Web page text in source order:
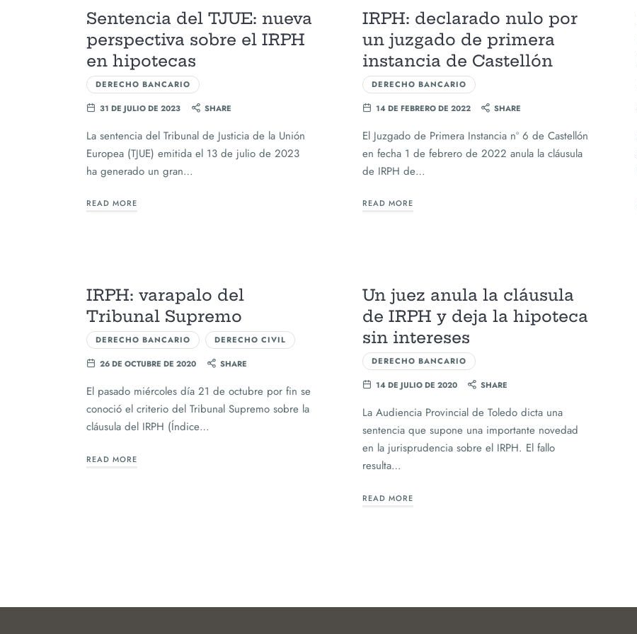
Sentencia del TJUE: nueva
perspectiva sobre el IRPH
en hipotecas
DERECHO BANCARIO
31 DE JULIO DE 2023 SHARE
La sentencia del Tribunal de Justicia de la Unión
Europea (TJUE) emitida el 13 de julio de 2023
ha generado un gran…
READ MORE
IRPH: declarado nulo por
un juzgado de primera
instancia de Castellón
DERECHO BANCARIO
14 DE FEBRERO DE 2022 SHARE
El Juzgado de Primera Instancia nº 6 de Castellón
en fecha 1 de febrero de 2022 anula la cláusula
de IRPH de…
READ MORE
IRPH: varapalo del
Tribunal Supremo
DERECHO BANCARIO DERECHO CIVIL
26 DE OCTUBRE DE 2020 SHARE
El pasado miércoles día 21 de octubre por fin se
conoció el criterio del Tribunal Supremo sobre la
cláusula del IRPH (Índice…
READ MORE
Un juez anula la cláusula
de IRPH y deja la hipoteca
sin intereses
DERECHO BANCARIO
14 DE JULIO DE 2020 SHARE
La Audiencia Provincial de Toledo dicta una
sentencia que supone una importante novedad
en la jurisprudencia sobre el IRPH. El fallo
resulta…
READ MORE